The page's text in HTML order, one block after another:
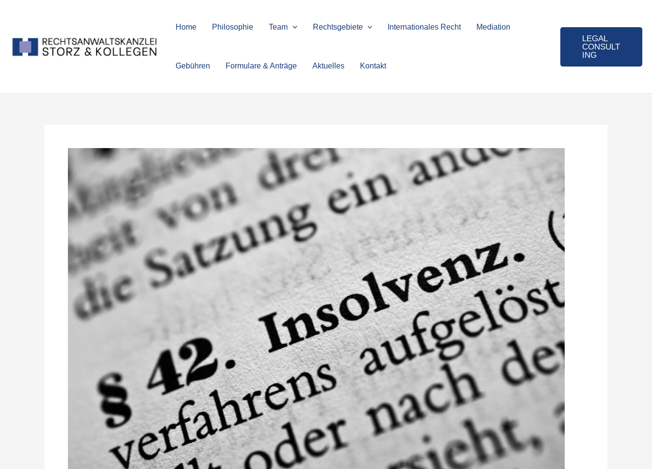
Home Philosophie Team Rechtsgebiete Internationales Recht Mediation
Gebühren Formulare & Anträge Aktuelles Kontakt
LEGAL
CONSULT
ING